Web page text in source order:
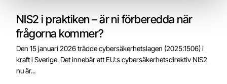
NIS2 i praktiken – är ni förberedda när
frågorna kommer?
Den 15 januari 2026 trädde cybersäkerhetslagen (2025:1506) i
kraft i Sverige. Det innebär att EU:s cybersäkerhetsdirektiv NIS2
nu är...